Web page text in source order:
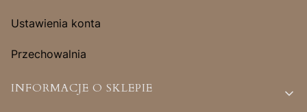
Ustawienia konta
Przechowalnia
INFORMACJE O SKLEPIE